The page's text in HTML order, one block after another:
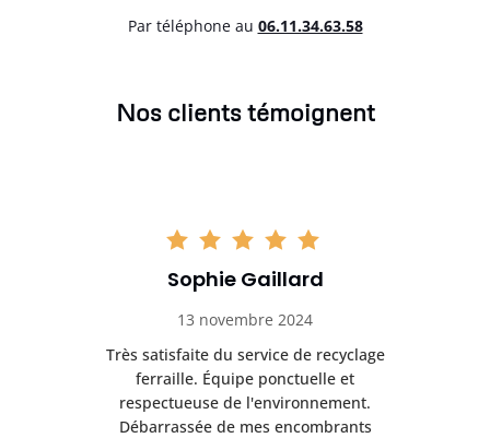
Par téléphone au 06.11.34.63.58
Nos clients témoignent
Sophie Gaillard
13 novembre 2024
Très satisfaite du service de recyclage
ferraille. Équipe ponctuelle et
respectueuse de l'environnement.
Débarrassée de mes encombrants